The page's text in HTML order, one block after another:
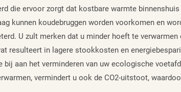
die ervoor zorgt dat kostbare warmte
kunnen koudebruggen worden voorkomen en
U zult merken dat u minder hoeft te verwarmen
resulteert in lagere stookkosten en
bij aan het verminderen van uw ecologische
vermindert u ook de CO2-uitstoot,